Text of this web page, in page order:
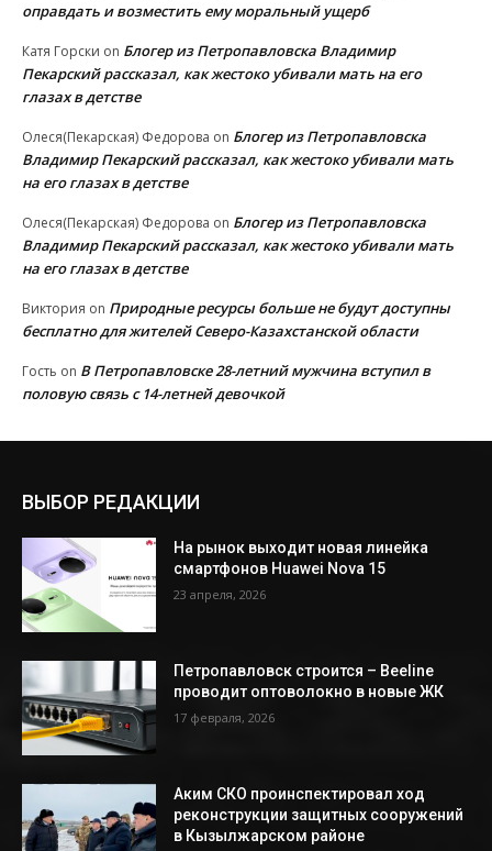
оправдать и возместить ему моральный ущерб
Катя Горски on Блогер из Петропавловска Владимир
Пекарский рассказал, как жестоко убивали мать на его
глазах в детстве
Олеся(Пекарская) Федорова on Блогер из Петропавловска
Владимир Пекарский рассказал, как жестоко убивали мать
на его глазах в детстве
Олеся(Пекарская) Федорова on Блогер из Петропавловска
Владимир Пекарский рассказал, как жестоко убивали мать
на его глазах в детстве
Виктория on Природные ресурсы больше не будут доступны
бесплатно для жителей Северо-Казахстанской области
Гость on В Петропавловске 28-летний мужчина вступил в
половую связь с 14-летней девочкой
ВЫБОР РЕДАКЦИИ
На рынок выходит новая линейка
смартфонов Huawei Nova 15
23 апреля, 2026
Петропавловск строится – Beeline
проводит оптоволокно в новые ЖК
17 февраля, 2026
Аким СКО проинспектировал ход
реконструкции защитных сооружений
в Кызылжарском районе